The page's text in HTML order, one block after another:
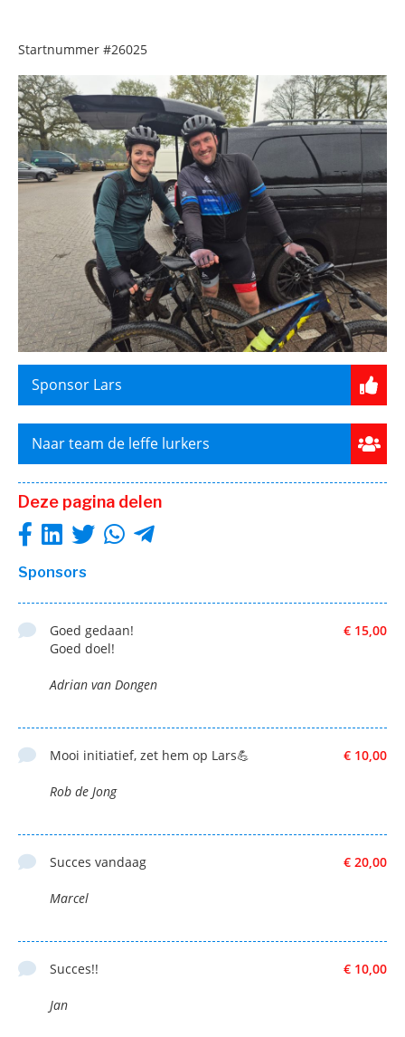
Startnummer #26025
Sponsor Lars
Naar team de leffe lurkers
Deze pagina delen
Sponsors
€ 15,00
Goed gedaan!
Goed doel!
Adrian van Dongen
€ 10,00
Mooi initiatief, zet hem op Lars💪
Rob de Jong
€ 20,00
Succes vandaag
Marcel
€ 10,00
Succes!!
Jan